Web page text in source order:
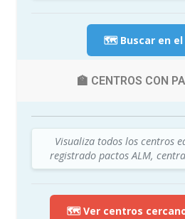
🗺️ Buscar en el
🏫 CENTROS CON
Visualiza todos los centros
registrado pactos ALM,
🗺️ Ver centros